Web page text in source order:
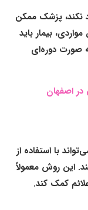
نکند، پزشک ممکن
بیمار باید
صورت دوره‌ای
اصفهان
با استفاده از
این روش معمولاً
کمک کند.